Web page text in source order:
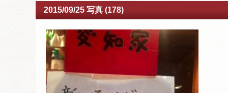
2015/09/25 写真 (178)